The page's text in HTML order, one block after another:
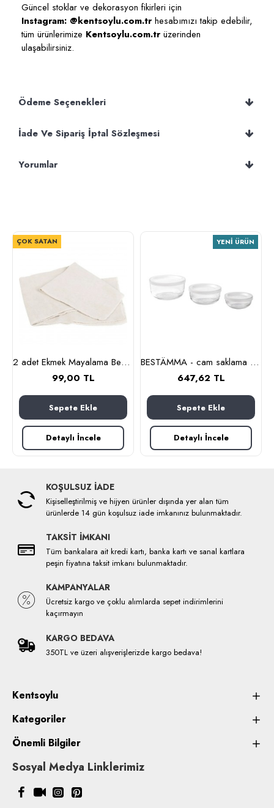
Güncel stoklar ve dekorasyon fikirleri için
Instagram: @kentsoylu.com.trhesabımızı takip edebilir,
tüm ürünlerimize Kentsoylu.com.trüzerinden
ulaşabilirsiniz.
Ödeme Seçenekleri
İade Ve Sipariş İptal Sözleşmesi
Yorumlar
ÇOK SATAN
2 adet Ekmek Mayalama Bezi 50x70 cm, %100 Pamuk Amerikan Pasa Bezi
99,00 TL
Sepete Ekle
Detaylı İncele
YENI ÜRÜN
BESTÄMMA - cam saklama kabı seti (cam)
647,62 TL
Sepete Ekle
Detaylı İncele
KOŞULSUZ İADE
Kişiselleştirilmiş ve hijyen ürünler dışında yer alan tüm
ürünlerde 14 gün koşulsuz iade imkanınız bulunmaktadır.
TAKSİT İMKANI
Tüm bankalara ait kredi kartı, banka kartı ve sanal kartlara
peşin fiyatına taksit imkanı bulunmaktadır.
KAMPANYALAR
Ücretsiz kargo ve çoklu alımlarda sepet indirimlerini
kaçırmayın
KARGO BEDAVA
350TL ve üzeri alışverişlerizde kargo bedava!
Kentsoylu
Kategoriler
Önemli Bilgiler
Sosyal Medya Linklerimiz